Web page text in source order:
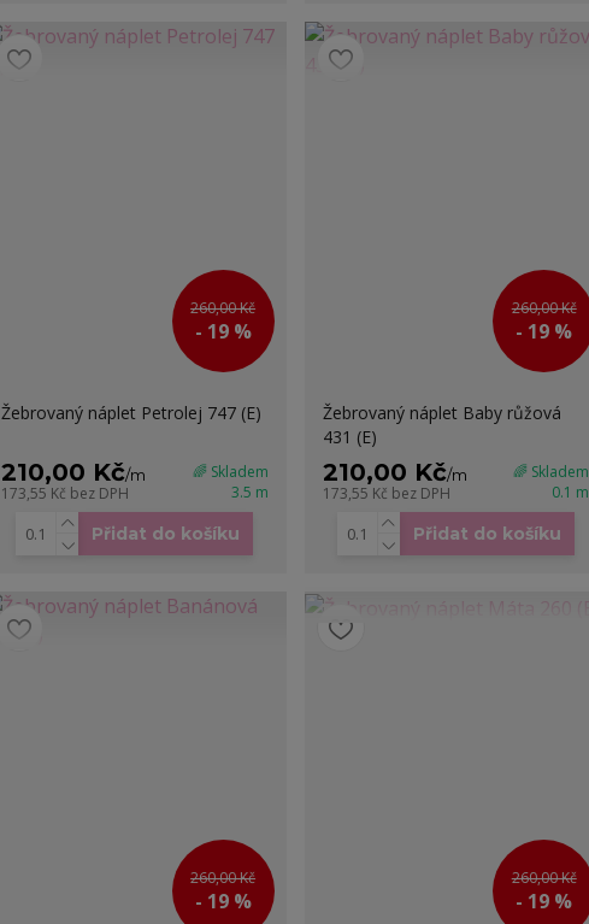
260,00 Kč
- 19 %
Žebrovaný náplet Petrolej 747 (E)
210,00 Kč/m
173,55 Kč bez DPH
🌈 Skladem
3.5 m
Přidat do košíku
260,00 Kč
- 19 %
Žebrovaný náplet Baby růžová
431 (E)
210,00 Kč/m
173,55 Kč bez DPH
🌈 Skladem
0.1 m
Přidat do košíku
260,00 Kč
- 19 %
260,00 Kč
- 19 %